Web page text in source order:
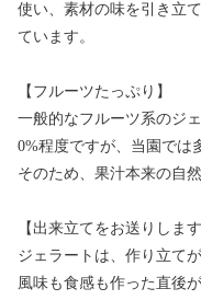
使い、素材の味を引き立
ています。
【フルーツたっぷり】
一般的なフルーツ系のジ
0%程度ですが、当園では
そのため、果汁本来の自
【出来立てをお送りします
ジェラートは、作り立て
風味も食感も作った直後